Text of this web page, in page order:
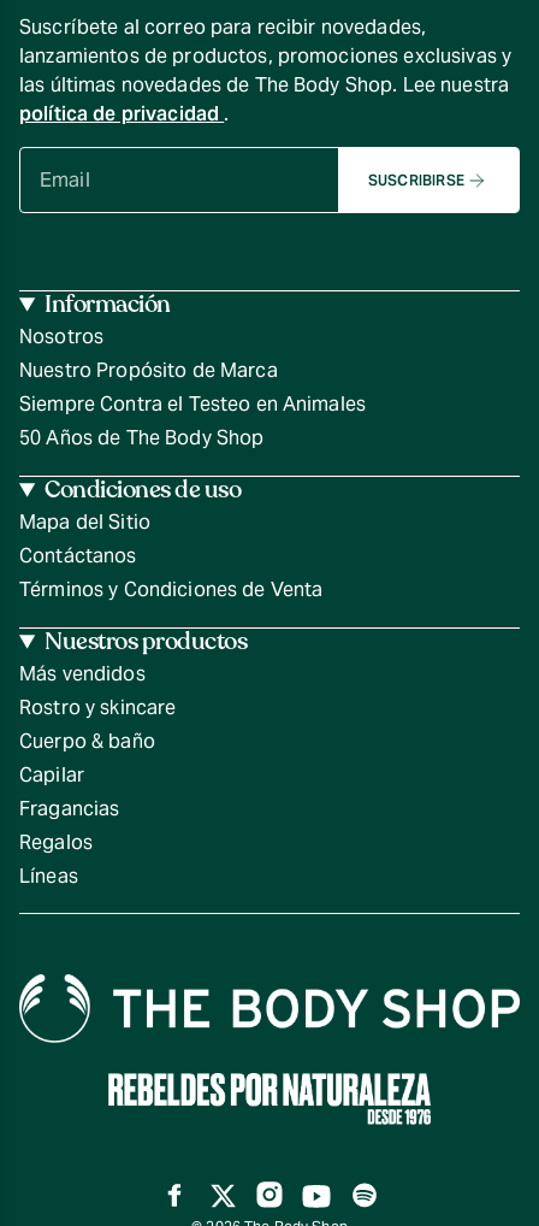
Suscríbete al correo para recibir novedades,
lanzamientos de productos, promociones exclusivas y
las últimas novedades de The Body Shop. Lee nuestra
política de privacidad .
SUSCRIBIRSE
Información
Nosotros
Nuestro Propósito de Marca
Siempre Contra el Testeo en Animales
50 Años de The Body Shop
Condiciones de uso
Mapa del Sitio
Contáctanos
Términos y Condiciones de Venta
Nuestros productos
Más vendidos
Rostro y skincare
Cuerpo & baño
Capilar
Fragancias
Regalos
Líneas
Facebook
TwitterInstagram
YouTube